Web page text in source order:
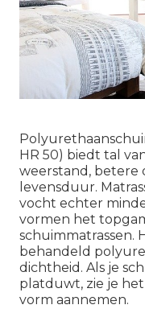
HR 50) biedt tal
weerstand, betere
levensduur.
vocht echter
vormen het
schuimmatrassen.
behandeld
dichtheid. Als je
platduwt, zie je
vorm aannemen.